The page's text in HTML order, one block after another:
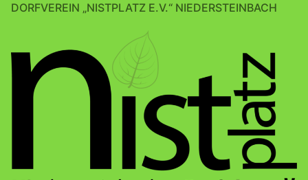
DORFVEREIN „NISTPLATZ E.V.“ NIEDERSTEINBACH